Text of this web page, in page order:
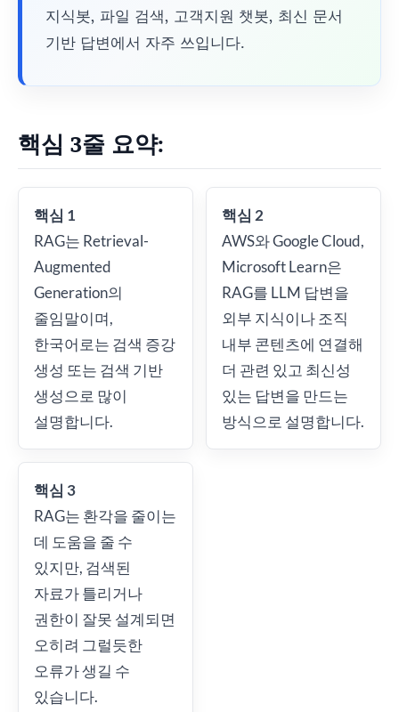
지식봇, 파일 검색, 고객지원 챗봇, 최신 문서
기반 답변에서 자주 쓰입니다.
핵심 3줄 요약:
핵심 1
RAG는 Retrieval-
Augmented
Generation의
줄임말이며,
한국어로는 검색 증강
생성 또는 검색 기반
생성으로 많이
설명합니다.
핵심 2
AWS와 Google Cloud,
Microsoft Learn은
RAG를 LLM 답변을
외부 지식이나 조직
내부 콘텐츠에 연결해
더 관련 있고 최신성
있는 답변을 만드는
방식으로 설명합니다.
핵심 3
RAG는 환각을 줄이는
데 도움을 줄 수
있지만, 검색된
자료가 틀리거나
권한이 잘못 설계되면
오히려 그럴듯한
오류가 생길 수
있습니다.